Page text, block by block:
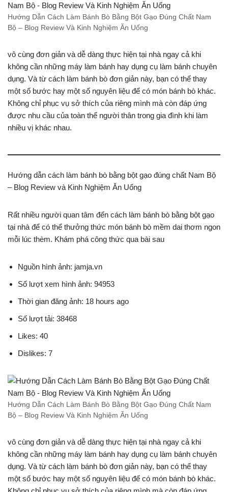
Hướng Dẫn Cách Làm Bánh Bò Bằng Bột Gạo Đúng Chất Nam
Bộ – Blog Review Và Kinh Nghiệm Ăn Uống
vô cùng đơn giản và dễ dàng thực hiện tại nhà ngay cả khi
không cần những máy làm bánh hay dụng cụ làm bánh chuyên
dụng. Và từ cách làm bánh bò đơn giản này, bạn có thể thay
một số bước hay một số nguyên liệu để có món bánh bò khác.
Không chỉ phục vụ sở thích của riêng mình mà còn đáp ứng
được nhu cầu của toàn thể người thân trong gia đình khi làm
nhiều vị khác nhau.
Hướng dẫn cách làm bánh bò bằng bột gạo đúng chất Nam Bộ
– Blog Review và Kinh Nghiệm Ăn Uống
Rất nhiều người quan tâm đến cách làm bánh bò bằng bột gạo
tại nhà để có thể thưởng thức món bánh bò mềm dai thơm ngon
mỗi lúc thèm. Khám phá công thức qua bài sau
Nguồn hình ảnh: jamja.vn
Số lượt xem hình ảnh: 94953
Thời gian đăng ảnh: 18 hours ago
Số lượt tải: 38468
Likes: 40
Dislikes: 7
Hướng Dẫn Cách Làm Bánh Bò Bằng Bột Gạo Đúng Chất Nam
Bộ – Blog Review Và Kinh Nghiệm Ăn Uống
vô cùng đơn giản và dễ dàng thực hiện tại nhà ngay cả khi
không cần những máy làm bánh hay dụng cụ làm bánh chuyên
dụng. Và từ cách làm bánh bò đơn giản này, bạn có thể thay
một số bước hay một số nguyên liệu để có món bánh bò khác.